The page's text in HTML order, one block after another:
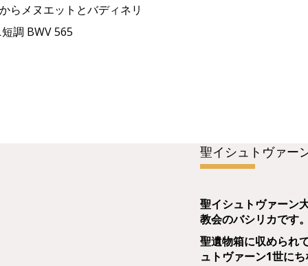
らメヌエットとバディネリ
調 BWV 565
聖イシュトヴァー
聖イシュトヴァーン
教会のバシリカです
聖遺物箱に収められ
ュトヴァーン1世に